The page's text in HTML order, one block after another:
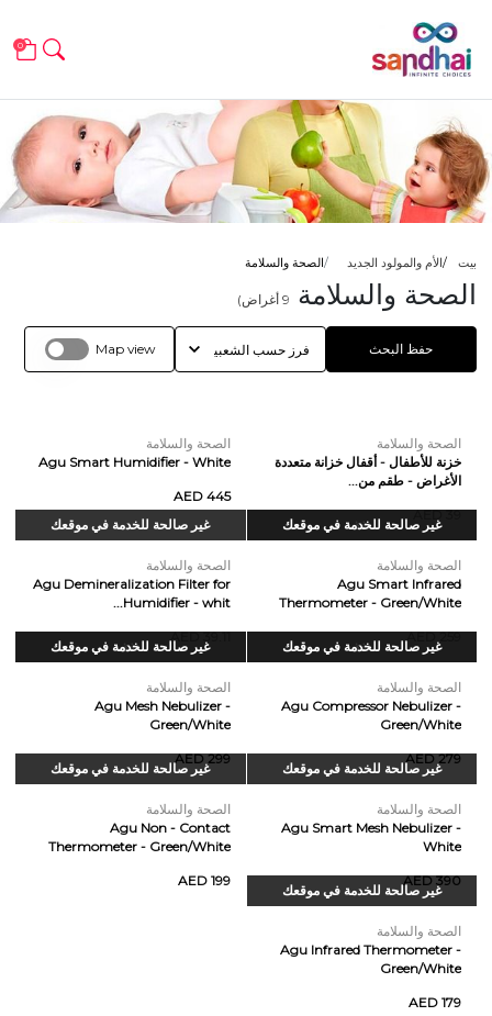
0
بيت الأم والمولود الجديد الصحة والسلامة
الصحة والسلامة 9 أغراض)
حفظ البحث Map view
الصحة والسلامة
خزنة للأطفال - أقفال خزانة متعددة
الأغراض - طقم من...
AED 39
الصحة والسلامة
Agu Smart Humidifier - White
AED 445
نفذ
غير صالحة للخدمة في موقعك
الصحة والسلامة
Agu Smart Infrared
Thermometer - Green/White
AED 259
غير صالحة للخدمة في موقعك
الصحة والسلامة
Agu Demineralization Filter for
Humidifier - whit...
AED 39.11
نفذ
غير صالحة للخدمة في موقعك
الصحة والسلامة
Agu Compressor Nebulizer -
Green/White
AED 279
نفذ
غير صالحة للخدمة في موقعك
الصحة والسلامة
Agu Mesh Nebulizer -
Green/White
AED 299
غير صالحة للخدمة في موقعك
الصحة والسلامة
Agu Smart Mesh Nebulizer -
White
AED 390
غير صالحة للخدمة في موقعك
الصحة والسلامة
Agu Non - Contact
Thermometer - Green/White
AED 199
غير صالحة للخدمة في موقعك
الصحة والسلامة
Agu Infrared Thermometer -
Green/White
AED 179